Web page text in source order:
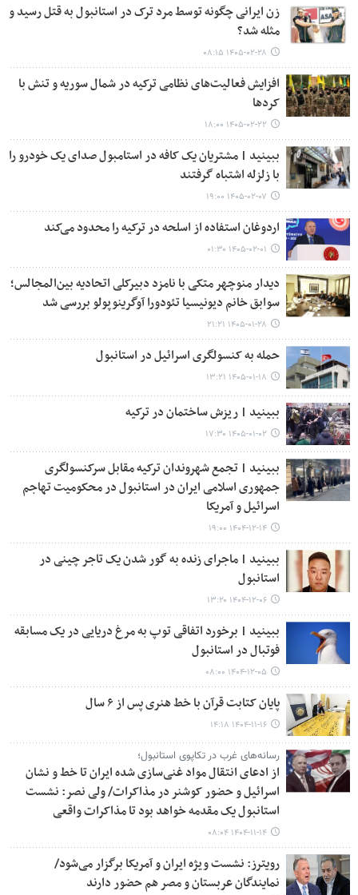
زن ایرانی چگونه توسط مرد ترک در استانبول به قتل رسید و
مثله شد؟
۱۴۰۵-۰۲-۲۸ ۰۸:۱۵
افزایش فعالیت‌های نظامی ترکیه در شمال سوریه و تنش با
کردها
۱۴۰۵-۰۲-۲۲ ۱۸:۰۰
ببینید | مشتریان یک کافه در استامبول صدای یک خودرو را
با زلزله اشتباه گرفتند
۱۴۰۵-۰۲-۰۷ ۱۹:۰۰
اردوغان استفاده از اسلحه در ترکیه را محدود می‌کند
۱۴۰۵-۰۲-۰۱ ۰۱:۳۰
دیدار منوچهر متکی با نامزد دبیرکلی اتحادیه بین‌المجالس؛
سوابق خانم دیونیسیا تئودورا آوگرینوپولو بررسی شد
۱۴۰۵-۰۱-۲۸ ۲۱:۲۱
حمله به کنسولگری اسرائیل در استانبول
۱۴۰۵-۰۱-۱۸ ۱۳:۲۱
ببینید | ریزش ساختمان در ترکیه
۱۴۰۵-۰۱-۰۲ ۱۷:۳۰
ببینید | تجمع شهروندان ترکیه مقابل سرکنسولگری
جمهوری اسلامی ایران در استانبول در محکومیت تهاجم
اسرائیل و آمریکا
۱۴۰۴-۱۲-۱۴ ۱۹:۰۰
ببینید | ماجرای زنده به گور شدن یک تاجر چینی در
استانبول
۱۴۰۴-۱۲-۰۶ ۱۳:۲۰
ببینید | برخورد اتفاقی توپ به مرغ دریایی در یک مسابقه
فوتبال در استانبول
۱۴۰۴-۱۲-۰۵ ۰۸:۰۰
پایان کتابت قرآن با خط هنری پس از ۶ سال
۱۴۰۴-۱۱-۱۶ ۱۴:۱۸
رسانه‌های غرب در تکاپوی استانبول؛
از ادعای انتقال مواد غنی‌سازی شده ایران تا خط و نشان
اسرائیل و حضور کوشنر در مذاکرات/ ولی نصر: نشست
استانبول یک مقدمه خواهد بود تا مذاکرات واقعی
۱۴۰۴-۱۱-۱۴ ۰۸:۰۴
رویترز: نشست ویژه ایران و آمریکا برگزار می‌شود/
نمایندگان عربستان و مصر هم حضور دارند